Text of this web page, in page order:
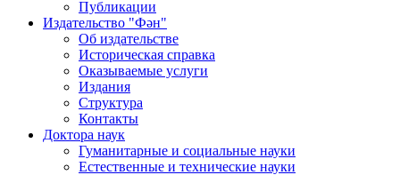
Публикации
Издательство "Фән"
Об издательстве
Историческая справка
Оказываемые услуги
Издания
Структура
Контакты
Доктора наук
Гуманитарные и социальные науки
Естественные и технические науки